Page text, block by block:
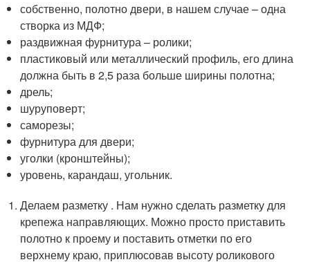
собственно, полотно двери, в нашем случае – одна
створка из МДФ;
раздвижная фурнитура – ролики;
пластиковый или металлический профиль, его длина
должна быть в 2,5 раза больше ширины полотна;
дрель;
шуруповерт;
саморезы;
фурнитура для двери;
уголки (кронштейны);
уровень, карандаш, угольник.
Делаем разметку . Нам нужно сделать разметку для
крепежа направляющих. Можно просто приставить
полотно к проему и поставить отметки по его
верхнему краю, приплюсовав высоту роликового